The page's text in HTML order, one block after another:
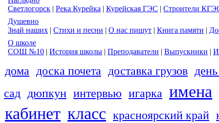
Светлогорск | Река Курейка | Курейская ГЭС | Строители
Душевно
Знай наших | Стихи и песни | О нас пишут | Книга памяти |
О школе
СОШ №10 | История школы | Преподаватели | Выпускники |
дома доска почета доставка грузов
сад дюпкун интервью игарка имена
кабинет класс красноярский край